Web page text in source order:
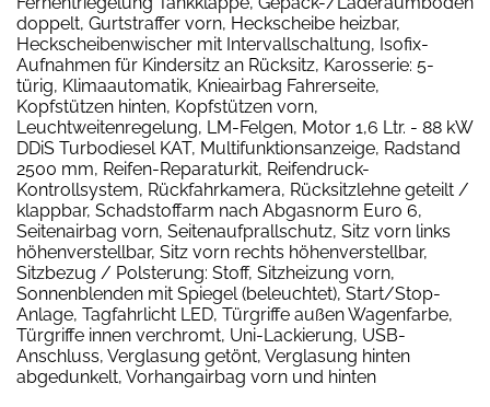
doppelt, Gurtstraffer vorn, Heckscheibe heizbar,
Heckscheibenwischer mit Intervallschaltung, Isofix-
Aufnahmen für Kindersitz an Rücksitz, Karosserie: 5-
türig, Klimaautomatik, Knieairbag Fahrerseite,
Kopfstützen hinten, Kopfstützen vorn,
Leuchtweitenregelung, LM-Felgen, Motor 1,6 Ltr. - 88 kW
DDiS Turbodiesel KAT, Multifunktionsanzeige, Radstand
2500 mm, Reifen-Reparaturkit, Reifendruck-
Kontrollsystem, Rückfahrkamera, Rücksitzlehne geteilt /
klappbar, Schadstoffarm nach Abgasnorm Euro 6,
Seitenairbag vorn, Seitenaufprallschutz, Sitz vorn links
höhenverstellbar, Sitz vorn rechts höhenverstellbar,
Sitzbezug / Polsterung: Stoff, Sitzheizung vorn,
Sonnenblenden mit Spiegel (beleuchtet), Start/Stop-
Anlage, Tagfahrlicht LED, Türgriffe außen Wagenfarbe,
Türgriffe innen verchromt, Uni-Lackierung, USB-
Anschluss, Verglasung getönt, Verglasung hinten
abgedunkelt, Vorhangairbag vorn und hinten